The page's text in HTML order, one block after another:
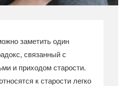
заметить один
связанный с
и приходом старости.
к старости легко